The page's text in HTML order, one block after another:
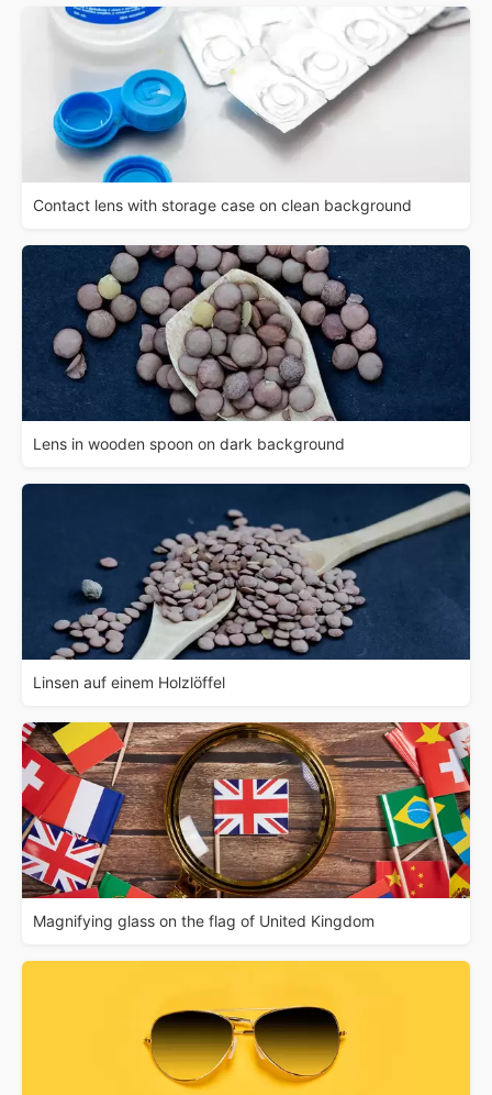
Contact lens with storage case on clean background
Lens in wooden spoon on dark background
Linsen auf einem Holzlöffel
Magnifying glass on the flag of United Kingdom